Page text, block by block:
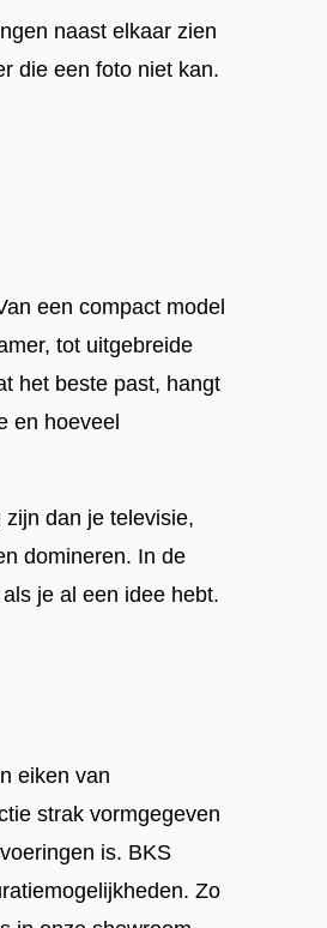
naast elkaar zien
die een foto niet kan.
een compact model
tot uitgebreide
het beste past, hangt
en hoeveel
dan je televisie,
domineren. In de
je al een idee hebt.
eiken van
strak vormgegeven
is. BKS
Zo